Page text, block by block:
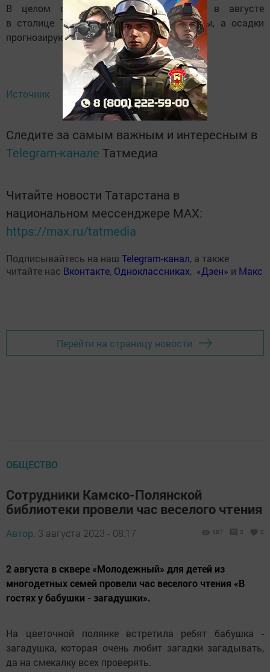
В целом среднемесячная температура в августе
в столице Татарстана будет выше нормы, а осадки
прогнозируются ниже нормы.
Источник
Следите за самым важным и интересным в
Telegram-канале Татмедиа
Читайте новости Татарстана в
национальном мессенджере MАХ:
https://max.ru/tatmedia
Подписывайтесь на наш Telegram-канал, а также
читайте нас Вконтакте, Одноклассниках, «Дзен» и Макс
Перейти на страницу новости
ОБЩЕСТВО
Сотрудники Камско-Полянской
библиотеки провели час веселого чтения
Автор, 3 августа 2023 - 08:17 587 0 0
2 августа в сквере «Молодежный» для детей из
многодетных семей провели час веселого чтения «В
гостях у бабушки - загадушки».
На цветочной полянке встретила ребят бабушка -
загадушка, которая очень любит загадки загадывать,
да на смекалку всех проверять.